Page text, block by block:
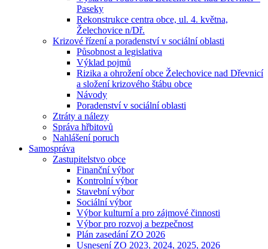
Paseky
Rekonstrukce centra obce, ul. 4. května,
Želechovice n/Dř.
Krizové řízení a poradenství v sociální oblasti
Působnost a legislativa
Výklad pojmů
Rizika a ohrožení obce Želechovice nad Dřevnicí
a složení krizového štábu obce
Návody
Poradenství v sociální oblasti
Ztráty a nálezy
Správa hřbitovů
Nahlášení poruch
Samospráva
Zastupitelstvo obce
Finanční výbor
Kontrolní výbor
Stavební výbor
Sociální výbor
Výbor kulturní a pro zájmové činnosti
Výbor pro rozvoj a bezpečnost
Plán zasedání ZO 2026
Usnesení ZO 2023, 2024, 2025, 2026